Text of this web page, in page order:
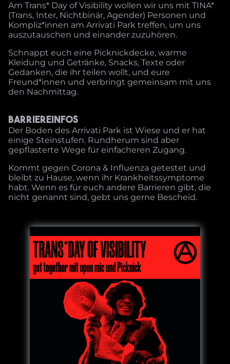
Am Trans* Day of Visibility wollen wir uns mit TINA*
(Trans, Inter, Nichtbinär, Agender) Personen und
Kompliz*innen am Arrivati Park treffen, um uns
auszutauschen und einander zuzuhören.
Schnappt euch eine Picknickdecke, warme
Kleidung und Getränke, Snacks, Texte oder
Gedanken, die ihr teilen wollt, und eure
Freund*innen und verbringt gemeinsam mit uns
den Nachmittag.
Barriereinfos
Der Boden des Arrivati Park ist Wiese und er hat
einige Steinstufen. Rundherum sind aber
gepflasterte Wege für einfacheren Zugang.
Kommt gegen Corona & Influenza getestet und
bleibt zu Hause, wenn ihr Krankheitssymptome
habt. Wenn es für euch andere Barrieren gibt, die
nicht genannt sind, gebt uns gerne Bescheid.